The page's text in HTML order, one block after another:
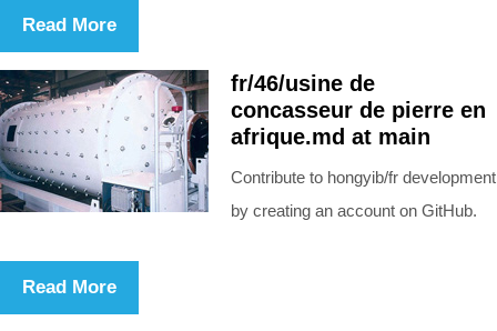
Read More
fr/46/usine de
concasseur de pierre en
afrique.md at main
Contribute to hongyib/fr development
by creating an account on GitHub.
Read More